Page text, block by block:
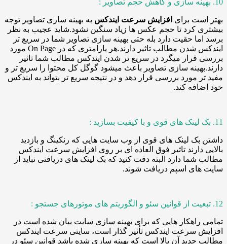
برایافزایش سرعت ایندکس به بهینه سازی تصاویر توجه
کرد تا حجم عکس ها زیاد سنگین نشود.شاید عجیب به نظر
حقیت دارد بله حتی بهینه سازی تصاویر شما در سریع تر
ایندکس شدن مطالب تاثیر دارند.هر پارامتری که در On Page مورد
میگرد در سریع تر شدن ایندکس مطالب شما تاثیر
سازی تصاویر باعث میشود گوگل کل محتوا را سریع تر و
مورد بررسی قرار دهد و در نتیجه سریع تر بتواند به ایندکس
کند.
لینک های قوی از وب سایت هایی که رنکینگ و بازدید
دارند تاثیر فوق العاده ای بر روی افزایش سرعت ایندکس
دارد البته دقت کنید که بک لینک های دریافتی نباید از
اسپم دریافت شوند.
هایی که برای بهینه سازی سایت بیان شده است در
سرعت ایندکس تأثیر گذار است، سایتی سرعت ایندکس
آن بالا است که بهینه سازی شده باشد قوانین سئو در